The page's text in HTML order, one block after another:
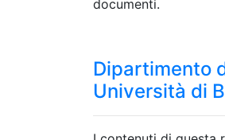
documenti.
Dipartimento
Università di